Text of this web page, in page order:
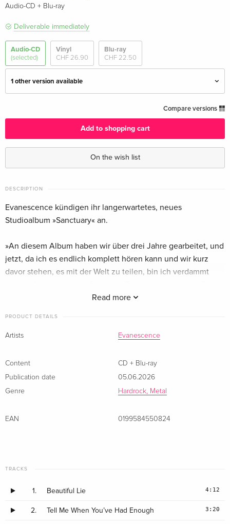
Audio-CD + Blu-ray
Deliverable immediately
Audio-CD
(selected)
Vinyl
CHF 26.90
Blu-ray
CHF 22.50
1 other version available
CHF 18.90
CD + Blu-ray — (selected) CHF 22.50
Compare versions
Add to shopping cart
On the wish list
DESCRIPTION
Read more
Evanescence kündigen ihr langerwartetes, neues
Studioalbum »Sanctuary« an.
»An diesem Album haben wir über drei Jahre gearbeitet, und
jetzt, da ich es endlich komplett hören kann und wir kurz
davor stehen, es mit der Welt zu teilen, bin ich verdammt
Arbeit daran war mein Ventil für so vieles, was sich falsch
Glück ist die Tour schon komplett geplant, sonst wüsste ich
Ich kann es kaum erwarten, dass die Fans es hören.« - Amy
Lee
PRODUCT DETAILS
Artists Evanescence
Content
CD + Blu-ray
Publication date
05.06.2026
Genre
Hardrock, Metal
EAN 0199584550824
TRACKS
1. Beautiful Lie 4:12
2. Tell Me When You’ve Had Enough 3:20